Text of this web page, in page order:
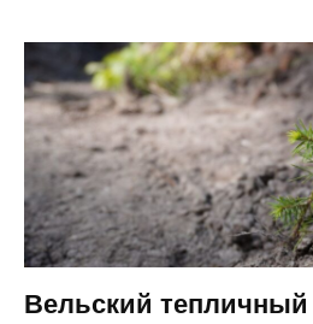
Вельский тепличный